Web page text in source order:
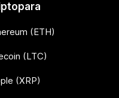
(ETH)
(LTC)
(XRP)